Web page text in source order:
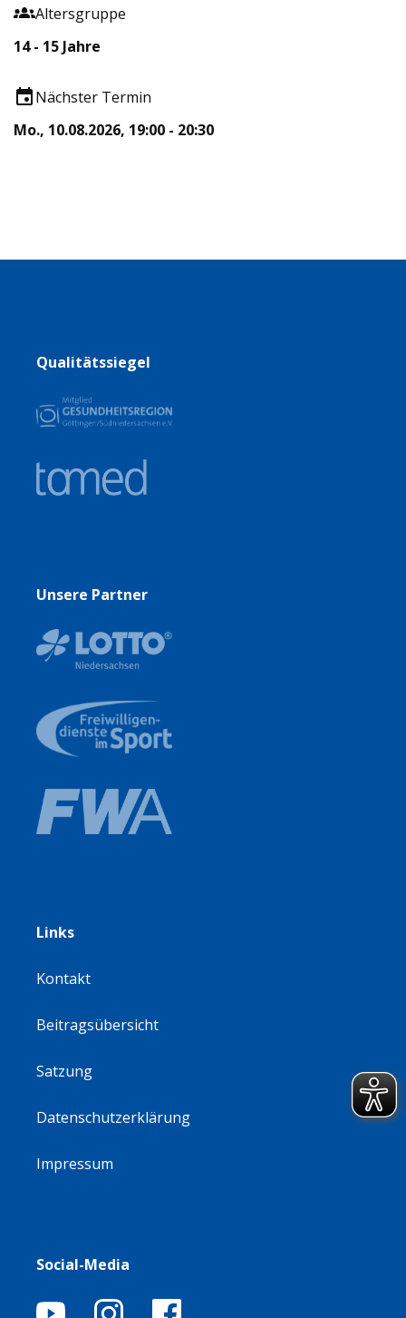
Altersgruppe
14 - 15 Jahre
Nächster Termin
Mo., 10.08.2026, 19:00 - 20:30
Qualitätssiegel
Unsere Partner
Links
Kontakt
Beitragsübersicht
Satzung
Datenschutzerklärung
Impressum
Social-Media